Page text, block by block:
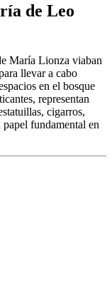
de Leo
María Lionza viaban
llevar a cabo
en el bosque
representan
cigarros,
fundamental en